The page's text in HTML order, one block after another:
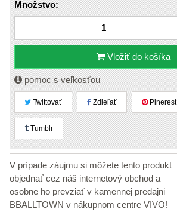
Množstvo:
Vložiť do košíka
pomoc s veľkosťou
Twittovať Zdieľať Pinerest
Tumblr
V prípade záujmu si môžete tento produkt
objednať cez náš internetový obchod a
osobne ho prevziať v kamennej predajni
BBALLTOWN v nákupnom centre VIVO!